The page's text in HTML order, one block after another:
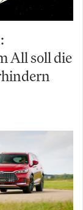
All soll die